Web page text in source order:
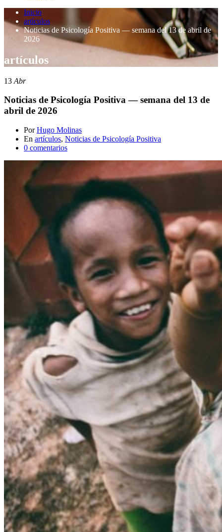
Inicio
artículos
Noticias de Psicología Positiva — semana del 13 de abril de
2026
artículos
13 Abr
Noticias de Psicología Positiva — semana del 13 de
abril de 2026
Por Hugo Molinas
En artículos, Noticias de Psicología Positiva
0 comentarios